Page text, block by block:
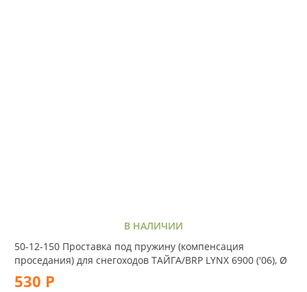
В НАЛИЧИИ
50-12-150 Проставка под пружину (компенсация
проседания) для снегоходов ТАЙГА/BRP LYNX 6900 ('06), Ø
530 Р